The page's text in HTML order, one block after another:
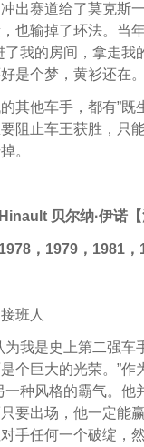
出赛道给了莫克斯
也输掉了环法。当
了我的房间，拿走我
是个梦，黄衫还在
其他车手，都有”既
阻止车王获胜，只
。
贝尔纳·伊诺【
，1979，1981，
班人
为我是史上第二强车
个巨大的光荣。”作
一种风格的霸气。他
要出场，他一定能
手任何一个破绽，